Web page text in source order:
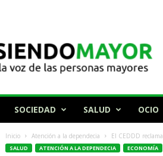
SOCIEDAD SALUD OCIO
Inicio Atención a la dependecia El CEDDD
SALUD ATENCIÓN A LA DEPENDECIA ECONOMÍA